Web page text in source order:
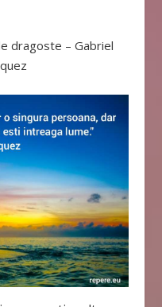
dragoste – Gabriel